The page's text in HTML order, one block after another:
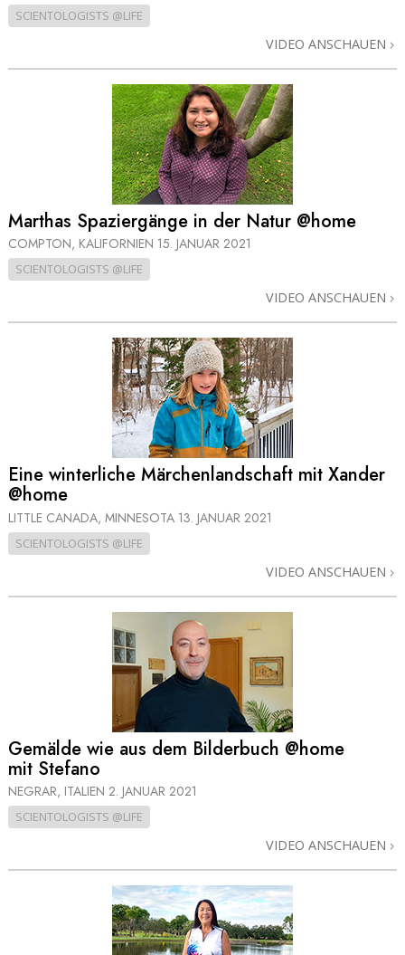
SCIENTOLOGISTS @LIFE
VIDEO ANSCHAUEN
Marthas Spaziergänge in der Natur @home
COMPTON, KALIFORNIEN 15. JANUAR 2021
SCIENTOLOGISTS @LIFE
VIDEO ANSCHAUEN
Eine winterliche Märchen­landschaft mit Xander
@home
LITTLE CANADA, MINNESOTA 13. JANUAR 2021
SCIENTOLOGISTS @LIFE
VIDEO ANSCHAUEN
Gemälde wie aus dem Bilderbuch @home
mit Stefano
NEGRAR, ITALIEN 2. JANUAR 2021
SCIENTOLOGISTS @LIFE
VIDEO ANSCHAUEN